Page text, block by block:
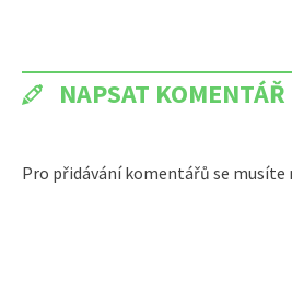
NAPSAT KOMENTÁŘ
Pro přidávání komentářů se musíte